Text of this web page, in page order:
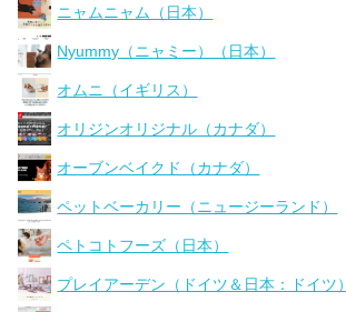
ニャムニャム（日本）
Nyummy（ニャミー）（日本）
オムニ（イギリス）
オリジンオリジナル（カナダ）
オーブンベイクド（カナダ）
ペットベーカリー（ニュージーランド）
ペトコトフーズ（日本）
プレイアーデン（ドイツ＆日本：ドイツ）